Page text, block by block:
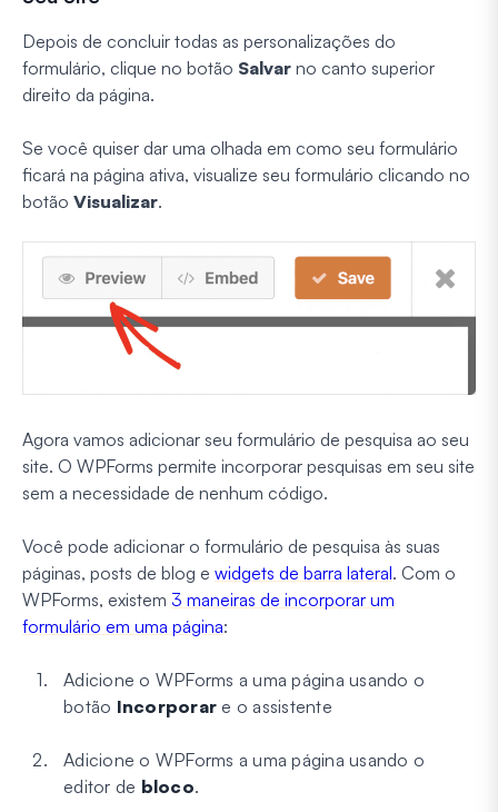
Depois de concluir todas as personalizações do
formulário, clique no botão Salvar no canto superior
direito da página.
Se você quiser dar uma olhada em como seu formulário
ficará na página ativa, visualize seu formulário clicando no
botão Visualizar.
Agora vamos adicionar seu formulário de pesquisa ao seu
site. O WPForms permite incorporar pesquisas em seu site
sem a necessidade de nenhum código.
Você pode adicionar o formulário de pesquisa às suas
páginas, posts de blog e widgets de barra lateral. Com o
WPForms, existem 3 maneiras de incorporar um
formulário em uma página:
Adicione o WPForms a uma página usando o
botão Incorporar e o assistente
Adicione o WPForms a uma página usando o
editor de bloco.